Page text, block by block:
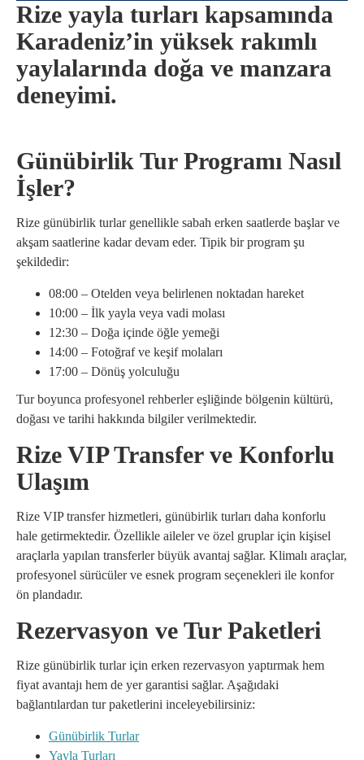
Rize yayla turları kapsamında
Karadeniz’in yüksek rakımlı
yaylalarında doğa ve manzara
deneyimi.
Günübirlik Tur Programı Nasıl
İşler?
Rize günübirlik turlar genellikle sabah erken saatlerde başlar ve
akşam saatlerine kadar devam eder. Tipik bir program şu
şekildedir:
08:00 – Otelden veya belirlenen noktadan hareket
10:00 – İlk yayla veya vadi molası
12:30 – Doğa içinde öğle yemeği
14:00 – Fotoğraf ve keşif molaları
17:00 – Dönüş yolculuğu
Tur boyunca profesyonel rehberler eşliğinde bölgenin kültürü,
doğası ve tarihi hakkında bilgiler verilmektedir.
Rize VIP Transfer ve Konforlu
Ulaşım
Rize VIP transfer hizmetleri, günübirlik turları daha konforlu
hale getirmektedir. Özellikle aileler ve özel gruplar için kişisel
araçlarla yapılan transferler büyük avantaj sağlar. Klimalı araçlar,
profesyonel sürücüler ve esnek program seçenekleri ile konfor
ön plandadır.
Rezervasyon ve Tur Paketleri
Rize günübirlik turlar için erken rezervasyon yaptırmak hem
fiyat avantajı hem de yer garantisi sağlar. Aşağıdaki
bağlantılardan tur paketlerini inceleyebilirsiniz:
Günübirlik Turlar
Yayla Turları